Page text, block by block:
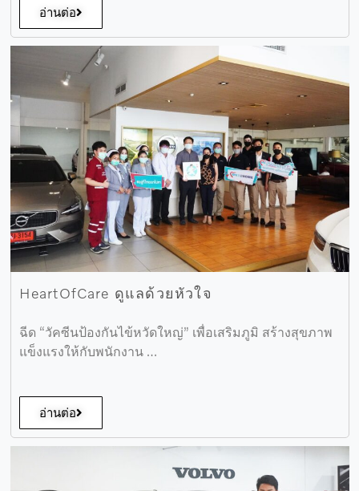
อ่านต่อ
HeartOfCare ดูแลด้วยหัวใจ
ฉีด “วัคซีนป้องกันไข้หวัดใหญ่” เพื่อเสริมภูมิ สร้างสุขภาพ
แข็งแรงให้กับพนักงาน …
อ่านต่อ